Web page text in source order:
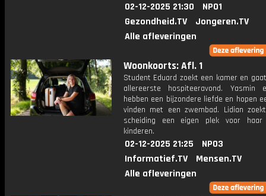
02-12-2025 21:30
NPO1
Gezondheid.TV
Jongeren.TV
Alle afleveringen
Woonkoorts: Afl. 1
Student Eduard zoekt een kamer en
allereerste hospiteeravond. Yasmin
hebben een bijzondere liefde en hopen
vinden met een zwembad. Lidian
scheiding een eigen plek voor
kinderen.
02-12-2025 21:25
NPO3
Informatief.TV
Mensen.TV
Alle afleveringen